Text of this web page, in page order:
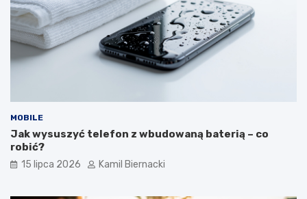
MOBILE
Jak wysuszyć telefon z wbudowaną baterią – co
robić?
15 lipca 2026 Kamil Biernacki